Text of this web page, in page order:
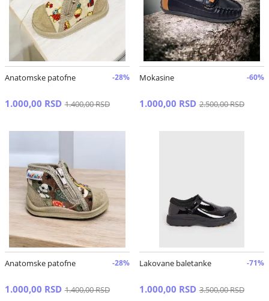
Anatomske patofne -28%
1.000,00 RSD 1.400,00 RSD
Mokasine -60%
1.000,00 RSD 2.500,00 RSD
Anatomske patofne -28%
1.000,00 RSD 1.400,00 RSD
Lakovane baletanke -71%
1.000,00 RSD 3.500,00 RSD